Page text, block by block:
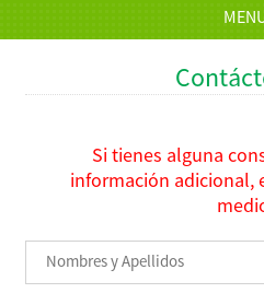
Si tienes alguna
información adicional,